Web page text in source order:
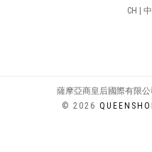
薩摩亞商皇后國際有限
© 2026